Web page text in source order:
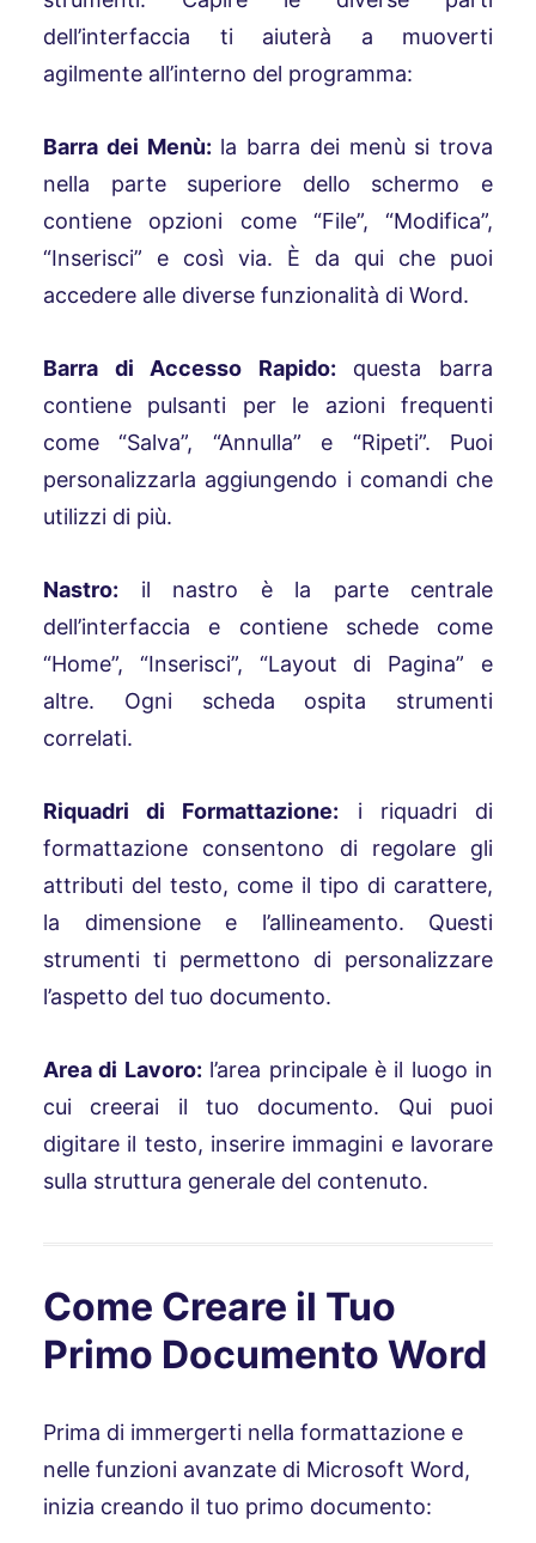
dell’interfaccia ti aiuterà a muoverti
agilmente all’interno del programma:
Barra dei Menù: la barra dei menù si trova
nella parte superiore dello schermo e
contiene opzioni come “File”, “Modifica”,
“Inserisci” e così via. È da qui che puoi
accedere alle diverse funzionalità di Word.
Barra di Accesso Rapido: questa barra
contiene pulsanti per le azioni frequenti
come “Salva”, “Annulla” e “Ripeti”. Puoi
personalizzarla aggiungendo i comandi che
utilizzi di più.
Nastro: il nastro è la parte centrale
dell’interfaccia e contiene schede come
“Home”, “Inserisci”, “Layout di Pagina” e
altre. Ogni scheda ospita strumenti
correlati.
Riquadri di Formattazione: i riquadri di
formattazione consentono di regolare gli
attributi del testo, come il tipo di carattere,
la dimensione e l’allineamento. Questi
strumenti ti permettono di personalizzare
l’aspetto del tuo documento.
Area di Lavoro: l’area principale è il luogo in
cui creerai il tuo documento. Qui puoi
digitare il testo, inserire immagini e lavorare
sulla struttura generale del contenuto.
Come Creare il Tuo
Primo Documento Word
Prima di immergerti nella formattazione e
nelle funzioni avanzate di Microsoft Word,
inizia creando il tuo primo documento: